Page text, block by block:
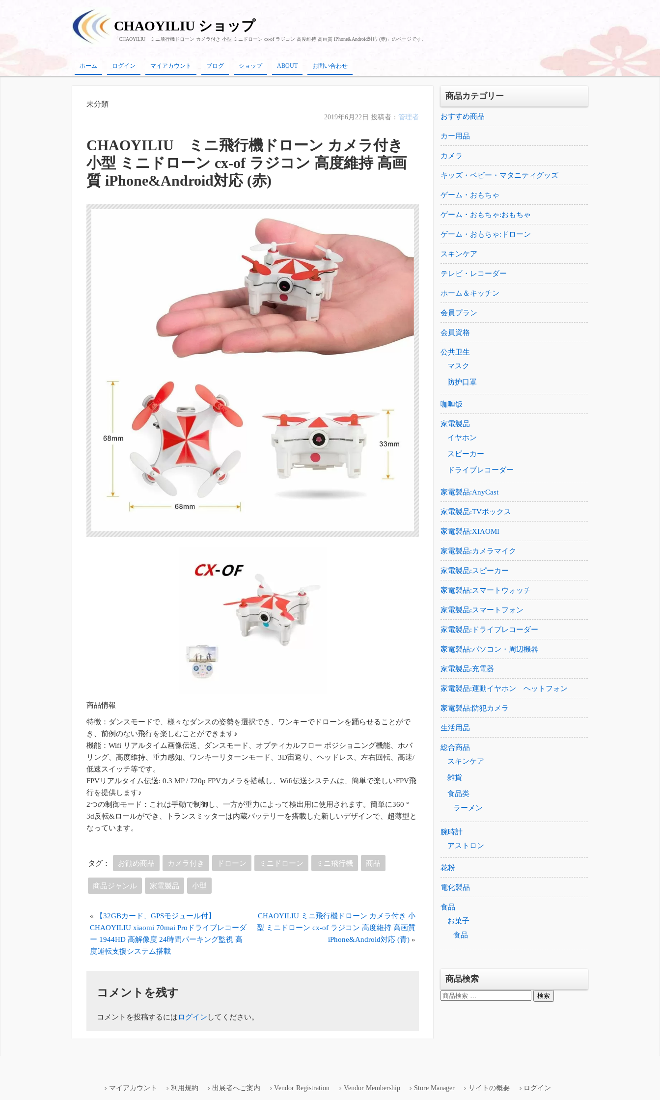
CHAOYILIU ショップ
「CHAOYILIU ミニ飛行機ドローン カメラ付き 小型 ミニドローン cx-of ラジコン 高度維持 高画質 iPhone&Android対応 (赤)」のページです。
ホーム ログイン マイアカウント ブログ ショップ ABOUT お問い合わせ
未分類
2019年6月22日 投稿者： 管理者
CHAOYILIU ミニ飛行機ドローン カメラ付き
小型 ミニドローン cx-of ラジコン 高度維持 高画
質 iPhone&Android対応 (赤)
商品情報
特徴：ダンスモードで、様々なダンスの姿勢を選択でき、ワンキーでドローンを踊らせることがで
き、前例のない飛行を楽しむことができます♪
機能：Wifi リアルタイム画像伝送、ダンスモード、オプティカルフロー ポジショニング機能、ホバ
リング、高度維持、重力感知、ワンキーリターンモード、3D宙返り、ヘッドレス、左右回転、高速/
低速スイッチ等です。
FPVリアルタイム伝送: 0.3 MP / 720p FPVカメラを搭載し、Wifi伝送システムは、簡単で楽しいFPV飛
行を提供します♪
2つの制御モード：これは手動で制御し、一方が重力によって検出用に使用されます。簡単に360 °
3d反転&ロールができ、トランスミッターは内蔵バッテリーを搭載した新しいデザインで、超薄型と
なっています。
タグ： お勧め商品 カメラ付き ドローン ミニドローン ミニ飛行機 商品
商品ジャンル 家電製品 小型
«
【32GBカード、GPSモジュール付】
CHAOYILIU xiaomi 70mai Proドライブレコーダ
ー 1944HD 高解像度 24時間パーキング監視 高
度運転支援システム搭載
CHAOYILIU ミニ飛行機ドローン カメラ付き 小
型 ミニドローン cx-of ラジコン 高度維持 高画質
iPhone&Android対応 (青)»
コメントを残す
コメントを投稿するにはログイン してください。
商品カテゴリー
おすすめ商品
カー用品
カメラ
キッズ・ベビー・マタニティグッズ
ゲーム・おもちゃ
ゲーム・おもちゃ:おもちゃ
ゲーム・おもちゃ:ドローン
スキンケア
テレビ・レコーダー
ホーム＆キッチン
会員プラン
会員資格
公共卫生
マスク
防护口罩
咖喱饭
家電製品
イヤホン
スピーカー
ドライブレコーダー
家電製品:AnyCast
家電製品:TVボックス
家電製品:XIAOMI
家電製品:カメラマイク
家電製品:スピーカー
家電製品:スマートウォッチ
家電製品:スマートフォン
家電製品:ドライブレコーダー
家電製品:パソコン・周辺機器
家電製品:充電器
家電製品:運動イヤホン ヘットフォン
家電製品:防犯カメラ
生活用品
総合商品
スキンケア
雑貨
食品类
ラーメン
腕時計
アストロン
花粉
電化製品
食品
お菓子
食品
商品検索
検
検索
マイアカウント 利用規約 出展者へご案内 Vendor Registration Vendor Membership Store Manager サイトの概要 ログイン